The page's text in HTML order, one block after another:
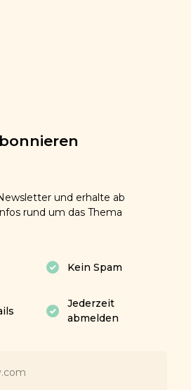
und erhalte ab
rund um das Thema
Kein Spam
Jederzeit
abmelden